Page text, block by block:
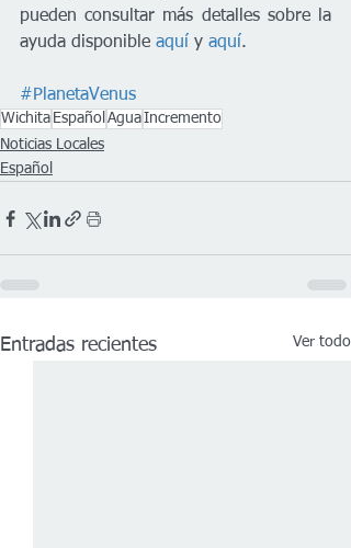
pueden consultar más detalles sobre la
ayuda disponible aquí y aquí.
#PlanetaVenus
Wichita Español AguaIncremento
Noticias Locales
Español
Entradas recientes Ver todo